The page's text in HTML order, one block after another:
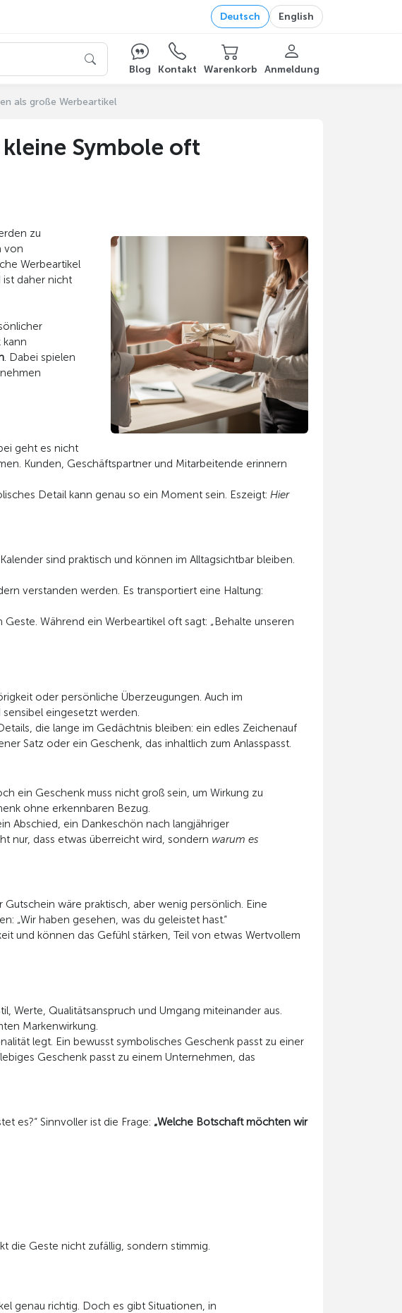
Deutsch English
Blog
Kontakt Warenkorb Anmeldung
als große Werbeartikel
Symbole oft
zu
von
Werbeartikel
ist daher nicht
. Dabei spielen
geht es nicht
Kunden, Geschäftspartner und Mitarbeitende erinnern
Detail kann genau so ein Moment sein. Eszeigt: Hier
sind praktisch und können im Alltagsichtbar bleiben.
verstanden werden. Es transportiert eine Haltung:
Während ein Werbeartikel oft sagt: „Behalte unseren
oder persönliche Überzeugungen. Auch im
eingesetzt werden.
die lange im Gedächtnis bleiben: ein edles Zeichenauf
Satz oder ein Geschenk, das inhaltlich zum Anlasspasst.
ein Geschenk muss nicht groß sein, um Wirkung zu
ohne erkennbaren Bezug.
Abschied, ein Dankeschön nach langjähriger
nur, dass etwas überreicht wird, sondern warum es
wäre praktisch, aber wenig persönlich. Eine
„Wir haben gesehen, was du geleistet hast.“
und können das Gefühl stärken, Teil von etwas Wertvollem
Werte, Qualitätsanspruch und Umgang miteinander aus.
Markenwirkung.
legt. Ein bewusst symbolisches Geschenk passt zu einer
Geschenk passt zu einem Unternehmen, das
es?“ Sinnvoller ist die Frage: „Welche Botschaft möchten wir
die Geste nicht zufällig, sondern stimmig.
genau richtig. Doch es gibt Situationen, in